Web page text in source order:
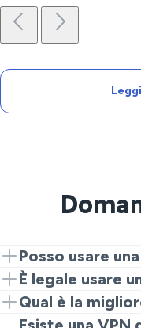
Posso usare
Sì. Installa VeePN,
È una
È legale usare
Di solito sì, ma le
e i termini di
Qual è la
Scegli server